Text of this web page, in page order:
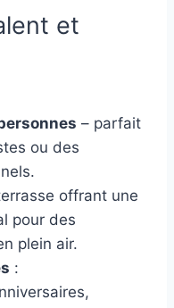
et
– parfait
ou des
offrant une
pour des
plein air.
: